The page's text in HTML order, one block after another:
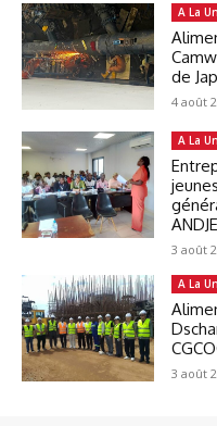
A La
de
4 août
A La
3 août
A La
3 août